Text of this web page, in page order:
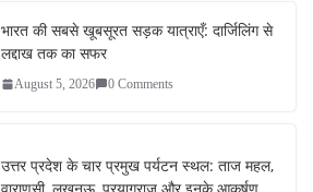
भारत की सबसे खूबसूरत सड़क यात्राएँ: दार्जिलिंग से
लद्दाख तक का सफर
August 5, 2026 0 Comments
उत्तर प्रदेश के चार प्रमुख पर्यटन स्थल: ताज महल,